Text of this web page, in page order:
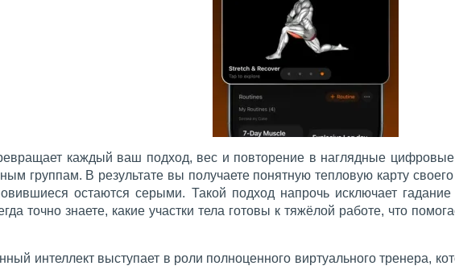
каждый ваш подход, вес и повторение в наглядные
группам. В результате вы получаете понятную тепловую карту
остаются серыми. Такой подход напрочь исключает
точно знаете, какие участки тела готовы к тяжёлой работе, что
интеллект выступает в роли полноценного виртуального тренера,